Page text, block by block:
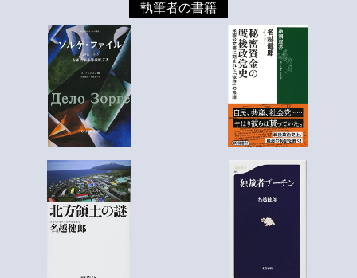
執筆者の書籍